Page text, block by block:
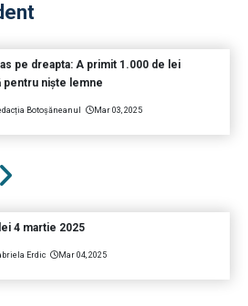
pe dreapta: A primit 1.000 de lei
pentru niște lemne
Botoșăneanul Mar 03, 2025
4 martie 2025
Erdic Mar 04, 2025